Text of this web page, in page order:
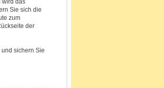
wird das
Sie sich die
zum
der
sichern Sie